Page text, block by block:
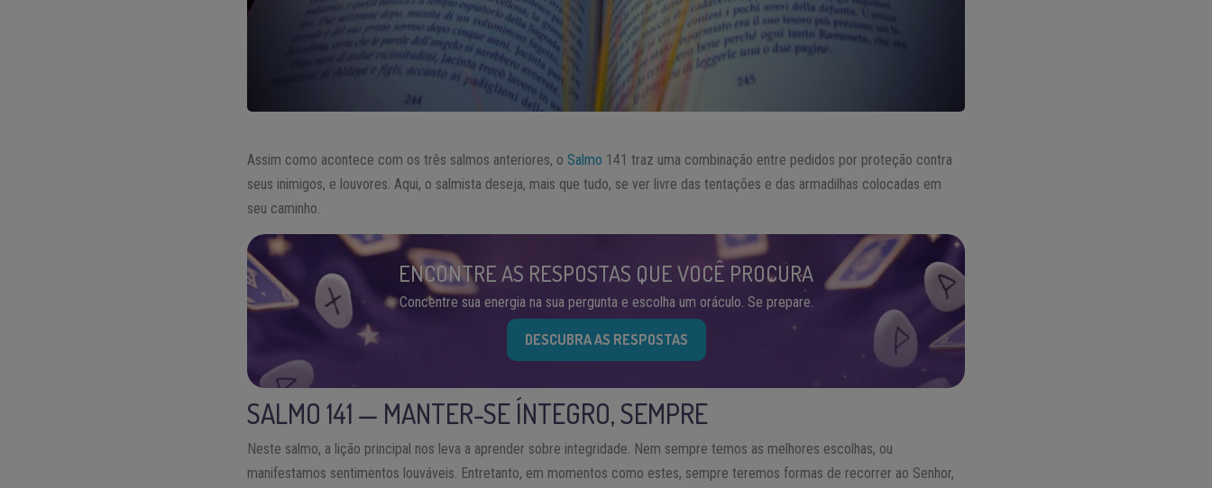
Assim como acontece com os três salmos anteriores, o Salmo 141 traz uma combinação entre pedidos por proteção contra
seus inimigos, e louvores. Aqui, o salmista deseja, mais que tudo, se ver livre das tentações e das armadilhas colocadas em
seu caminho.
ENCONTRE AS RESPOSTAS QUE VOCÊ PROCURA
Concentre sua energia na sua pergunta e escolha um oráculo. Se prepare.
DESCUBRA AS RESPOSTAS
SALMO 141 — MANTER-SE ÍNTEGRO, SEMPRE
Neste salmo, a lição principal nos leva a aprender sobre integridade. Nem sempre temos as melhores escolhas, ou
manifestamos sentimentos louváveis. Entretanto, em momentos como estes, sempre teremos formas de recorrer ao Senhor,